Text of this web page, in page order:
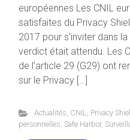
européennes Les CNIL
satisfaites du Privacy
2017 pour s’inviter dans
verdict était attendu. Les
de l’article 29 (G29) ont
sur le Privacy […]
Actualités CNIL Privacy
personnelles Safe Harbor,